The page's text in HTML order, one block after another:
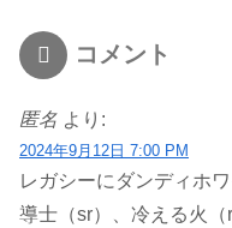
コメント
匿名 より:
2024年9月12日 7:00 PM
レガシーにダンディホ
導士（sr）、冷える火（